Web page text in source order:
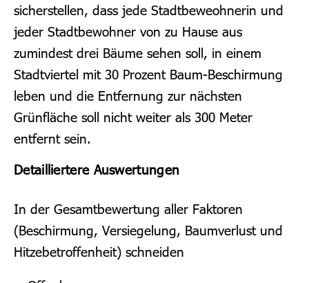
sicherstellen, dass jede Stadtbeweohnerin und
jeder Stadtbewohner von zu Hause aus
zumindest drei Bäume sehen soll, in einem
Stadtviertel mit 30 Prozent Baum-Beschirmung
leben und die Entfernung zur nächsten
Grünfläche soll nicht weiter als 300 Meter
entfernt sein.
Detailliertere Auswertungen
In der Gesamtbewertung aller Faktoren
(Beschirmung, Versiegelung, Baumverlust und
Hitzebetroffenheit) schneiden